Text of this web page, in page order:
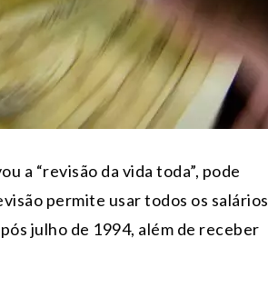
a “revisão da vida toda”, pode
permite usar todos os salários
julho de 1994, além de receber